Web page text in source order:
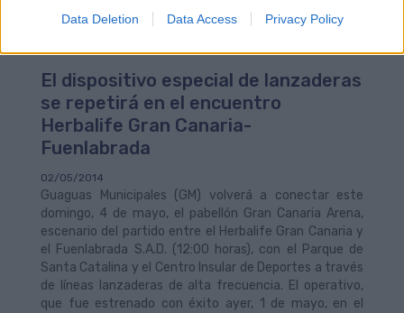
Data Deletion Data Access Privacy Policy
prioridades la potenciación de las conexiones con el...
El dispositivo especial de lanzaderas
se repetirá en el encuentro
Herbalife Gran Canaria-
Fuenlabrada
02/05/2014
Guaguas Municipales (GM) volverá a conectar este
domingo, 4 de mayo, el pabellón Gran Canaria Arena,
escenario del partido entre el Herbalife Gran Canaria y
el Fuenlabrada S.A.D. (12:00 horas), con el Parque de
Santa Catalina y el Centro Insular de Deportes a través
de líneas lanzaderas de alta frecuencia. El operativo,
que fue estrenado con éxito ayer, 1 de mayo, en el